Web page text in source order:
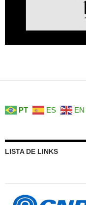
PT ES EN
LISTA DE LINKS